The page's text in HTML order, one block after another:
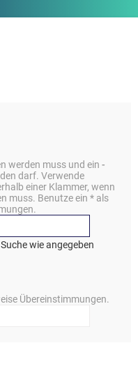
werden muss und ein -
darf. Verwende
einer Klammer, wenn
muss. Benutze ein * als
wie angegeben
Übereinstimmungen.